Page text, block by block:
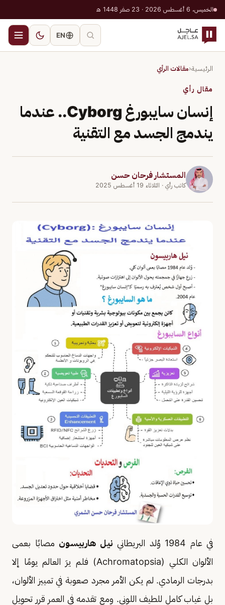
الخميس، 6 أغسطس 2026 · 23 صفر 1448 هـ
EN
الرئيسية‹مقالات الرأي
مقال رأي
إنسان سايبورغ Cyborg.. عندما
يندمج الجسد مع التقنية
المستشار فرحان حسن
كاتب رأي · الثلاثاء 19 أغسطس 2025
في عام 1984 وُلد البريطاني نيل هاربيسون مصابًا بعمى
الألوان الكلي (Achromatopsia) فلم يرَ العالم يومًا إلا
بدرجات الرمادي. لم يكن الأمر مجرد صعوبة في تمييز الألوان،
بل غياب كامل للطيف اللوني. ومع تقدمه في العمر قرر تحويل